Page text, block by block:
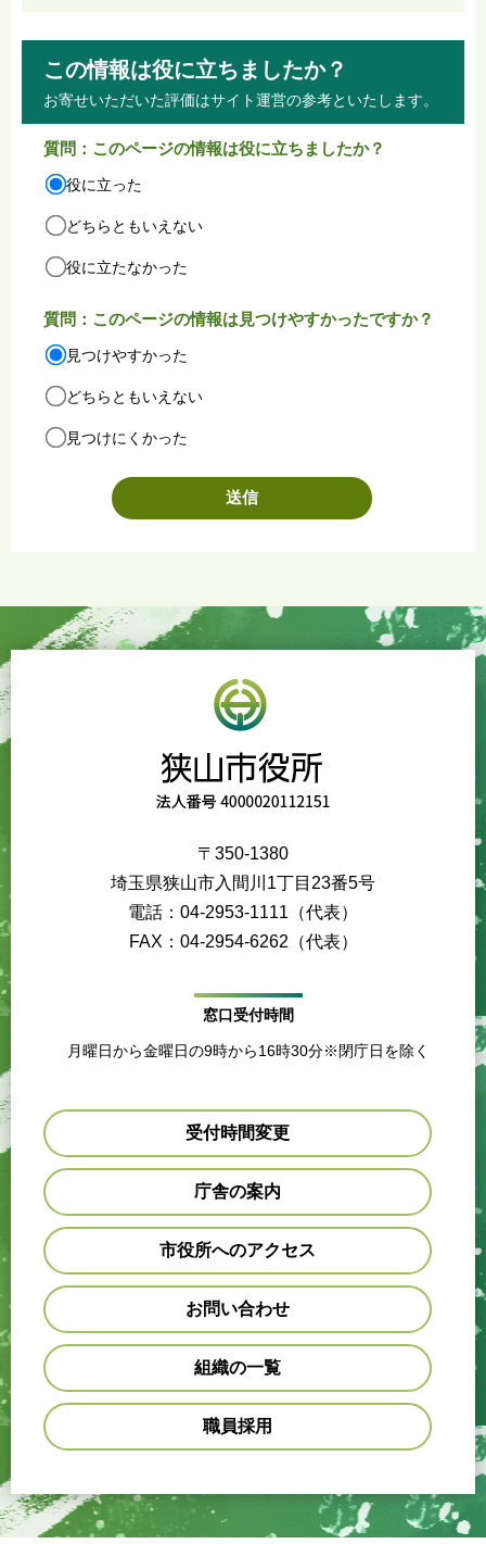
この情報は役に立ちましたか？
お寄せいただいた評価はサイト運営の参考といたします。
質問：このページの情報は役に立ちましたか？
役に立った
どちらともいえない
役に立たなかった
質問：このページの情報は見つけやすかったですか？
見つけやすかった
どちらともいえない
見つけにくかった
〒350-1380
埼玉県狭山市入間川1丁目23番5号
電話：04-2953-1111（代表）
FAX：04-2954-6262（代表）
窓口受付時間
月曜日から金曜日の9時から16時30分※閉庁日を除く
受付時間変更
庁舎の案内
市役所へのアクセス
お問い合わせ
組織の一覧
職員採用